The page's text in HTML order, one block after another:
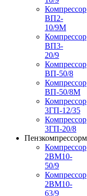
Компрессор
ВП2-
10/9М
Компрессор
ВП3-
20/9
Компрессор
ВП-50/8
Компрессор
ВП-50/8М
Компрессор
3ГП-12/35
Компрессор
3ГП-20/8
Компрессор
2ВМ10-
50/9
Компрессор
2ВМ10-
63/9